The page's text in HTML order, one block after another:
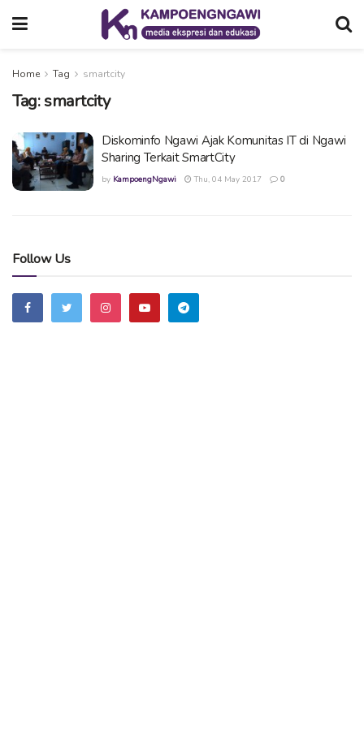
Home Tag smartcity
Tag:smartcity
Diskominfo Ngawi Ajak Komunitas IT di Ngawi
Sharing Terkait SmartCity
by KampoengNgawi Thu, 04 May 2017 0
Follow Us